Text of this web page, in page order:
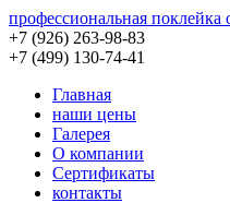
профессиональная поклейка
+7 (926) 263-98-83
+7 (499) 130-74-41
Главная
наши цены
Галерея
О компании
Сертификаты
контакты